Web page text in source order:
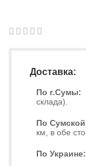
12345
Доставка:
По г.Сумы:
склада).
По
км, в обе
По Украине: